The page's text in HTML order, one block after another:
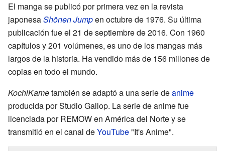
El manga se publicó por primera vez en la revista
japonesaShōnen Jumpen octubre de 1976. Su última
publicación fue el 21 de septiembre de 2016. Con 1960
capítulos y 201 volúmenes, es uno de los mangas más
largos de la historia. Ha vendido más de 156 millones de
copias en todo el mundo.
KochiKametambién se adaptó a una serie deanime
producida por Studio Gallop. La serie de anime fue
licenciada por REMOW en América del Norte y se
transmitió en el canal deYouTube"It's Anime".